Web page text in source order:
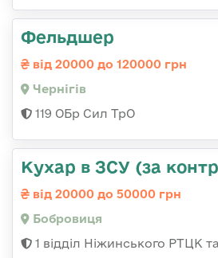
Фельдшер
від 20000 до 120000 грн
Чернігів
119 ОБр Сил ТрО
Кухар в ЗСУ (за
від 20000 до 50000 грн
Бобровиця
1 відділ Ніжинського РТЦК